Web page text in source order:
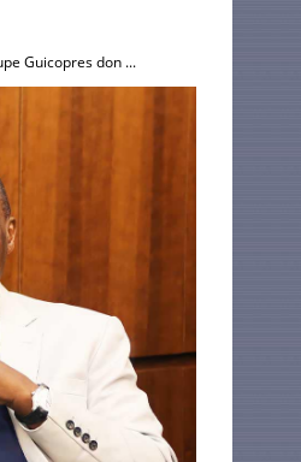
Guicopres don ...